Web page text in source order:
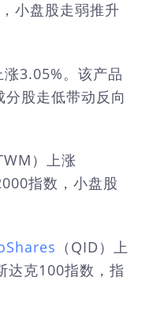
小盘股走弱推升
涨3.05%。该产品
股走低带动反向
）上涨
指数，小盘股
（QID）上
达克100指数，指